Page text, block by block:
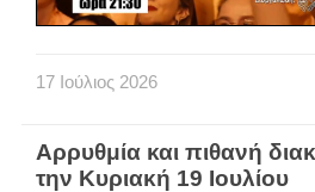
17 Ιούλιος 2026
Αρρυθμία και πιθανή
την Κυριακή 19 Ιουλίου